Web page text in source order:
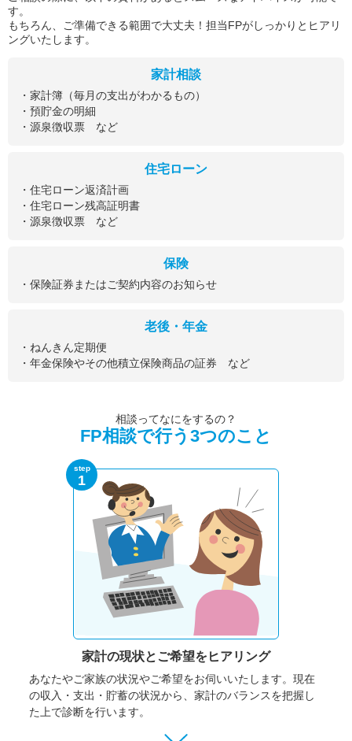
す。
もちろん、ご準備できる範囲で大丈夫！担当FPがしっかりとヒアリ
ングいたします。
家計相談
・家計簿（毎月の支出がわかるもの）
・預貯金の明細
・源泉徴収票 など
住宅ローン
・住宅ローン返済計画
・住宅ローン残高証明書
・源泉徴収票 など
保険
・保険証券またはご契約内容のお知らせ
老後・年金
・ねんきん定期便
・年金保険やその他積立保険商品の証券 など
相談ってなにをするの？
FP相談で行う3つのこと
step
1
家計の現状と ご希望をヒアリング
あなたやご家族の状況やご希望をお伺いいたします。 現在
の収入・支出・貯蓄の状況から、家計のバランスを把握し
た上で診断を行います。